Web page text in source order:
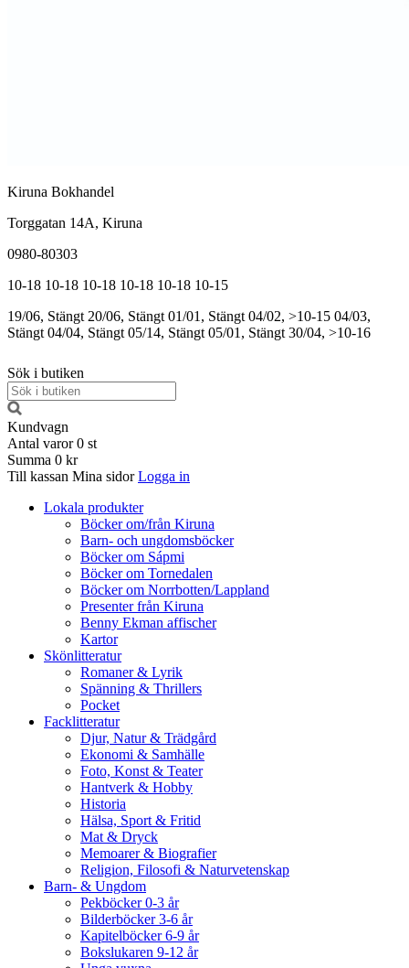
Kiruna Bokhandel
Torggatan 14A, Kiruna
0980-80303
10-18 10-18 10-18 10-18 10-18 10-15
19/06, Stängt 20/06, Stängt 01/01, Stängt 04/02, >10-15 04/03,
Stängt 04/04, Stängt 05/14, Stängt 05/01, Stängt 30/04, >10-16
Sök i butiken
Kundvagn
Antal varor 0 st
Summa 0 kr
Till kassan Mina sidor Logga in
Lokala produkter
Böcker om/från Kiruna
Barn- och ungdomsböcker
Böcker om Sápmi
Böcker om Tornedalen
Böcker om Norrbotten/Lappland
Presenter från Kiruna
Benny Ekman affischer
Kartor
Skönlitteratur
Romaner & Lyrik
Spänning & Thrillers
Pocket
Facklitteratur
Djur, Natur & Trädgård
Ekonomi & Samhälle
Foto, Konst & Teater
Hantverk & Hobby
Historia
Hälsa, Sport & Fritid
Mat & Dryck
Memoarer & Biografier
Religion, Filosofi & Naturvetenskap
Barn- & Ungdom
Pekböcker 0-3 år
Bilderböcker 3-6 år
Kapitelböcker 6-9 år
Bokslukaren 9-12 år